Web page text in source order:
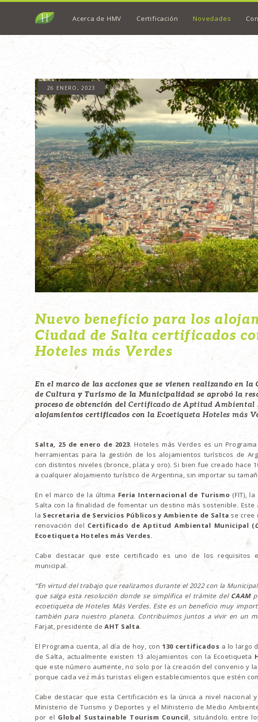
Acerca de HMV Certificación Novedades
26 ENERO, 2023
Nuevo beneficio para los
Ciudad de Salta certificados
Hoteles más Verdes
En el marco de las acciones que se vienen realizando en
de Cultura y Turismo de la Municipalidad se aprobó la
proceso de obtención delCertificado de Aptitud Ambiental
alojamientos certificados con laEcoetiqueta Hoteles más
Salta, 25 de enero de 2023. Hoteles más Verdes es un
herramientas para la gestión de los alojamientos turísticos de
con distintos niveles (bronce, plata y oro). Si bien fue creado hace
a cualquier alojamiento turístico de Argentina, sin importar su
En el marco de la última Feria Internacional de Turismo (FIT),
Salta con la finalidad de fomentar un destino más sostenible.
la Secretaria de Servicios Públicos y Ambiente de Salta se cree
renovación del Certificado de Aptitud Ambiental Municipal (
Ecoetiqueta Hoteles más Verdes.
Cabe destacar que este certificado es uno de los requisitos
municipal.
“En virtud del trabajo que realizamos durante el 2022 con la
que salga esta resolución donde se simplifica el trámite del CAAM
ecoetiqueta de Hoteles Más Verdes. Este es un beneficio muy
también para nuestro planeta. Contribuimos juntos a vivir en un
Farjat, presidente deAHT Salta.
El Programa cuenta, al día de hoy, con 130 certificados a lo largo
de Salta, actualmente existen 13 alojamientos con la Ecoetiqueta
que este número aumente, no solo por la creación del convenio y
porque cada vez más turistas eligen establecimientos que estén
Cabe destacar que esta Certificación es la única a nivel nacional
Ministerio de Turismo y Deportes y el Ministerio de Medio
por el Global Sustainable Tourism Council, situándolo entre